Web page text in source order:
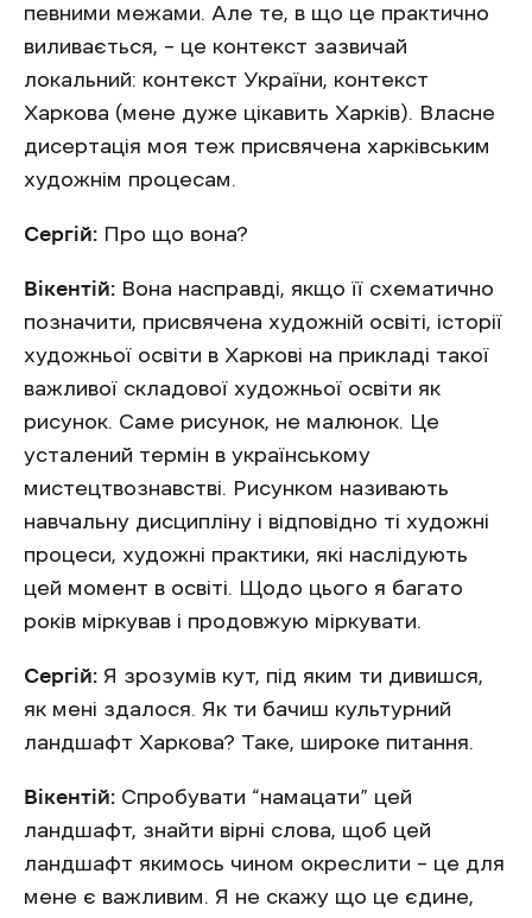
певними межами. Але те, в що це практично
виливається, – це контекст зазвичай
локальний: контекст України, контекст
Харкова (мене дуже цікавить Харків). Власне
дисертація моя теж присвячена харківським
художнім процесам.
Сергій: Про що вона?
Вікентій: Вона насправді, якщо її схематично
позначити, присвячена художній освіті, історії
художньої освіти в Харкові на прикладі такої
важливої складової художньої освіти як
рисунок. Саме рисунок, не малюнок. Це
усталений термін в українському
мистецтвознавстві. Рисунком називають
навчальну дисципліну і відповідно ті художні
процеси, художні практики, які наслідують
цей момент в освіті. Щодо цього я багато
років міркував і продовжую міркувати.
Сергій: Я зрозумів кут, під яким ти дивишся,
як мені здалося. Як ти бачиш культурний
ландшафт Харкова? Таке, широке питання.
Вікентій: Спробувати “намацати” цей
ландшафт, знайти вірні слова, щоб цей
ландшафт якимось чином окреслити – це для
мене є важливим. Я не скажу що це єдине,